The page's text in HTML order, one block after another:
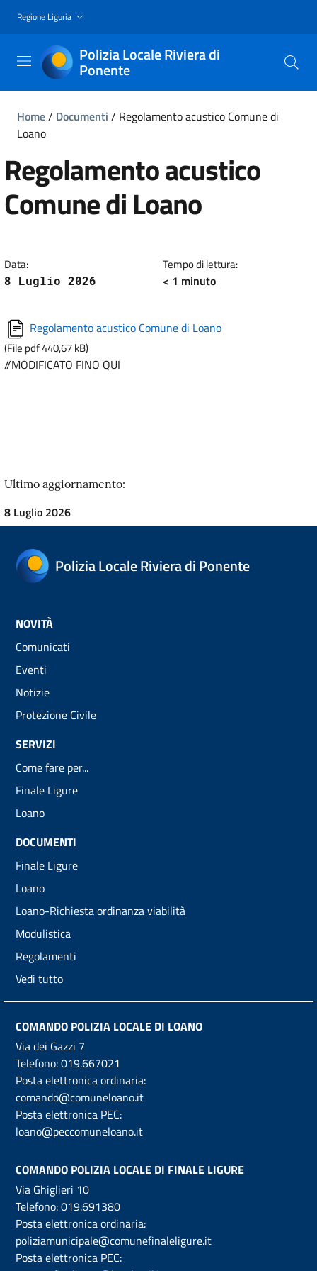
Regione Liguria
Polizia Locale Riviera di
Ponente
Home/ Documenti / Regolamento acustico Comune di
Loano
Regolamento acustico
Comune di Loano
Data:
8 Luglio 2026
Tempo di lettura:
< 1 minuto
Regolamento acustico Comune di Loano
(File pdf 440,67 kB)
//MODIFICATO FINO QUI
Ultimo aggiornamento:
8 Luglio 2026
Polizia Locale Riviera di Ponente
NOVITÀ
Comunicati
Eventi
Notizie
Protezione Civile
SERVIZI
Come fare per...
Finale Ligure
Loano
DOCUMENTI
Finale Ligure
Loano
Loano-Richiesta ordinanza viabilità
Modulistica
Regolamenti
Vedi tutto
COMANDO POLIZIA LOCALE DI LOANO
Via dei Gazzi 7
Telefono:019.667021
Posta elettronica ordinaria:
comando@comuneloano.it
Posta elettronica PEC:
loano@peccomuneloano.it
COMANDO POLIZIA LOCALE DI FINALE LIGURE
Via Ghiglieri 10
Telefono:019.691380
Posta elettronica ordinaria:
poliziamunicipale@comunefinaleligure.it
Posta elettronica PEC: